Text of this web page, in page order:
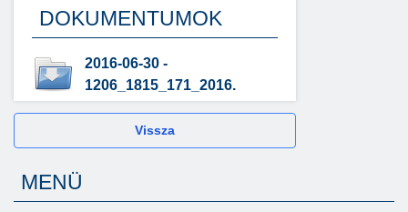
DOKUMENTUMOK
2016-06-30 -
1206_1815_171_2016.
Vissza
MENÜ